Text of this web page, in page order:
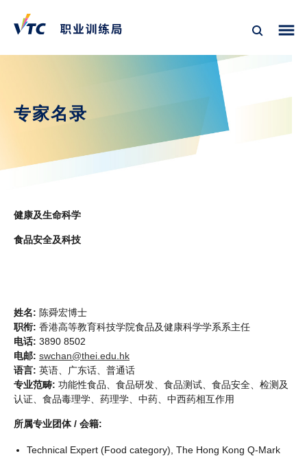
专家名录
健康及生命科学
食品安全及科技
姓名: 陈舜宏博士
职衔: 香港高等教育科技学院食品及健康科学学系系主任
电话: 3890 8502
电邮: swchan@thei.edu.hk
语言: 英语、广东话、普通话
专业范畴: 功能性食品、食品研发、食品测试、食品安全、检测及
认证、食品毒理学、药理学、中药、中西药相互作用
所属专业团体 / 会籍:
Technical Expert (Food category), The Hong Kong Q-Mark